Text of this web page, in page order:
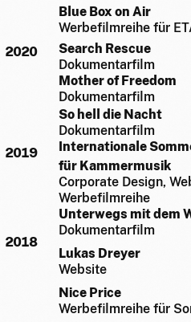
2020
Blue Box on Air
Werbefilmreihe für
Search Rescue
Dokumentarfilm
Mother of Freedom
Dokumentarfilm
2019
So hell die Nacht
Dokumentarfilm
Internationale
für Kammermusik
Corporate Design,
Werbefilmreihe
2018
Unterwegs mit dem
Dokumentarfilm
Lukas Dreyer
Website
Nice Price
Werbefilmreihe für